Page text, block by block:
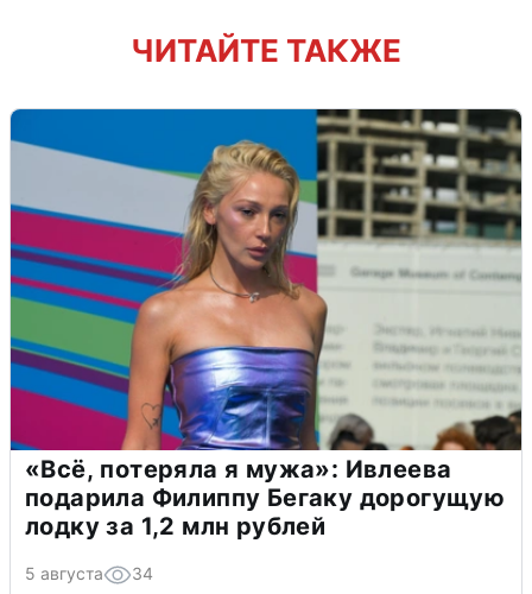
ЧИТАЙТЕ ТАКЖЕ
«Всё, потеряла я мужа»: Ивлеева
подарила Филиппу Бегаку дорогущую
лодку за 1,2 млн рублей
5 августа 34